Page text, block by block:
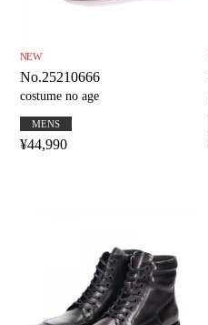
NEW
No.25210666
costume no age
MENS
¥44,990